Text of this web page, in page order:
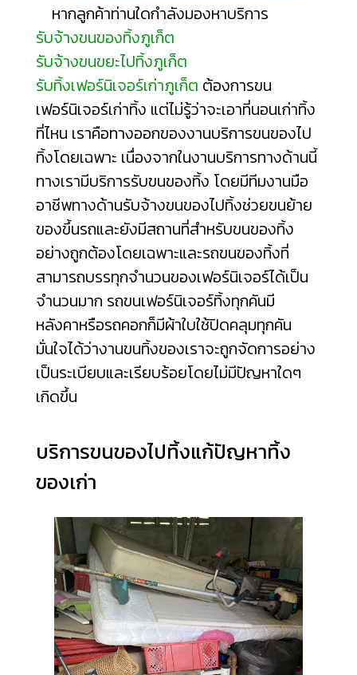
หากลูกค้าท่านใดกำลังมองหาบริการ
รับจ้างขนของทิ้งภูเก็ต
รับจ้างขนขยะไปทิ้งภูเก็ต
รับทิ้งเฟอร์นิเจอร์เก่าภูเก็ต ต้องการขน
เฟอร์นิเจอร์เก่าทิ้ง แต่ไม่รู้ว่าจะเอาที่นอนเก่าทิ้ง
ที่ไหน เราคือทางออกของงานบริการขนของไป
ทิ้งโดยเฉพาะ เนื่องจากในงานบริการทางด้านนี้
ทางเรามีบริการรับขนของทิ้ง โดยมีทีมงานมือ
อาชีพทางด้านรับจ้างขนของไปทิ้งช่วยขนย้าย
ของขึ้นรถและยังมีสถานที่สำหรับขนของทิ้ง
อย่างถูกต้องโดยเฉพาะและรถขนของทิ้งที่
สามารถบรรทุกจำนวนของเฟอร์นิเจอร์ได้เป็น
จำนวนมาก รถขนเฟอร์นิเจอร์ทิ้งทุกคันมี
หลังคาหรือรถคอกก็มีผ้าใบใช้ปิดคลุมทุกคัน
มั่นใจได้ว่างานขนทิ้งของเราจะถูกจัดการอย่าง
เป็นระเบียบและเรียบร้อยโดยไม่มีปัญหาใดๆ
เกิดขึ้น
บริการขนของไปทิ้งแก้ปัญหาทิ้ง
ของเก่า